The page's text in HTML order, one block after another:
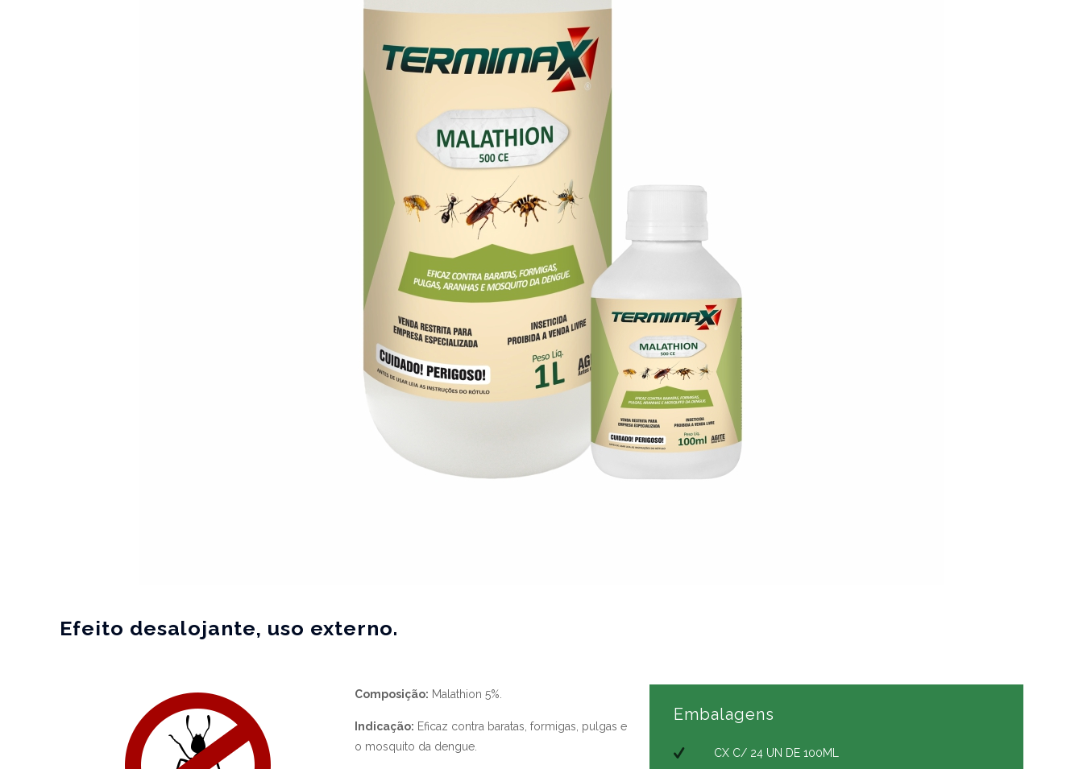
Efeito desalojante, uso externo.
Composição: Malathion 5%.
Indicação: Eficaz contra baratas, formigas, pulgas e
o mosquito da dengue.
Embalagens
CX C/ 24 UN DE 100ML